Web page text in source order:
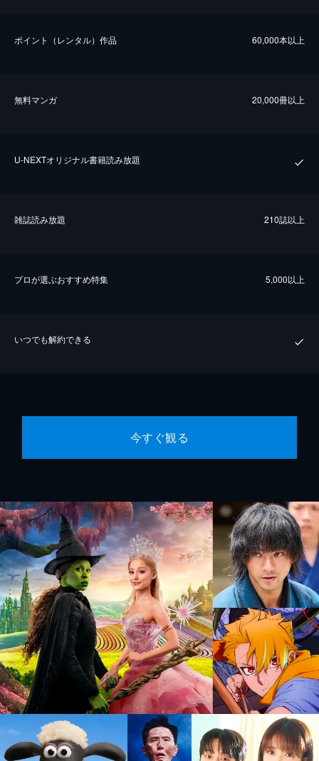
ポイント（レンタル）作品 60,000本以上
無料マンガ 20,000冊以上
U-NEXTオリジナル書籍読み放題
雑誌読み放題 210誌以上
プロが選ぶおすすめ特集 5,000以上
いつでも解約できる
今すぐ観る